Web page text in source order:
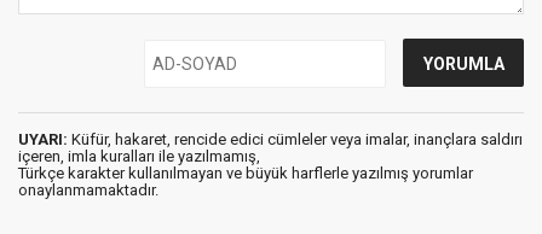
UYARI: Küfür, hakaret, rencide edici cümleler veya imalar, inançlara saldırı
içeren, imla kuralları ile yazılmamış,
Türkçe karakter kullanılmayan ve büyük harflerle yazılmış yorumlar
onaylanmamaktadır.